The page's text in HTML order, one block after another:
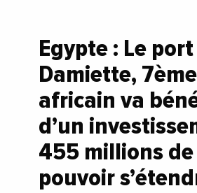
Egypte : Le
Damiette,
africain va
d’un
455 millions
pouvoir